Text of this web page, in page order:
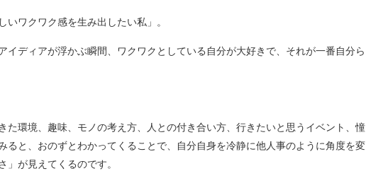
ワクワク感を生み出したい私」。
イディアが浮かぶ瞬間、ワクワクとしている自分が大好きで、それが一番自分ら
た環境、趣味、モノの考え方、人との付き合い方、行きたいと思うイベント、憧
ると、おのずとわかってくることで、自分自身を冷静に他人事のように角度を変
が見えてくるのです。